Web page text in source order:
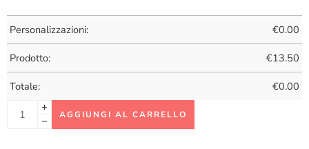
Personalizzazioni: €0.00
Prodotto: €13.50
Totale: €0.00
AGGIUNGI AL CARRELLO